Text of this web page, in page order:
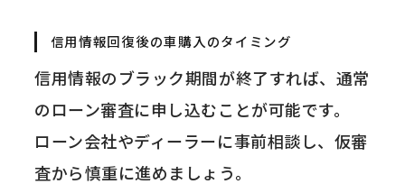
信用情報回復後の車購入のタイミング
信用情報のブラック期間が終了すれば、通常
のローン審査に申し込むことが可能です。
ローン会社やディーラーに事前相談し、仮審
査から慎重に進めましょう。